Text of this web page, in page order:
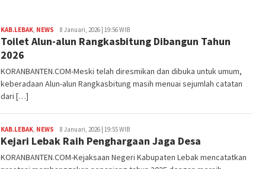
KAB.LEBAK, NEWS Redaksi
8 Januari, 2026 | 19:56 WIB
Toilet Alun-alun Rangkasbitung Dibangun Tahun
2026
KORANBANTEN.COM-Meski telah diresmikan dan dibuka untuk umum,
keberadaan Alun-alun Rangkasbitung masih menuai sejumlah catatan
dari […]
KAB.LEBAK, NEWS Redaksi
8 Januari, 2026 | 19:55 WIB
Kejari Lebak Raih Penghargaan Jaga Desa
KORANBANTEN.COM-Kejaksaan Negeri Kabupaten Lebak mencatatkan